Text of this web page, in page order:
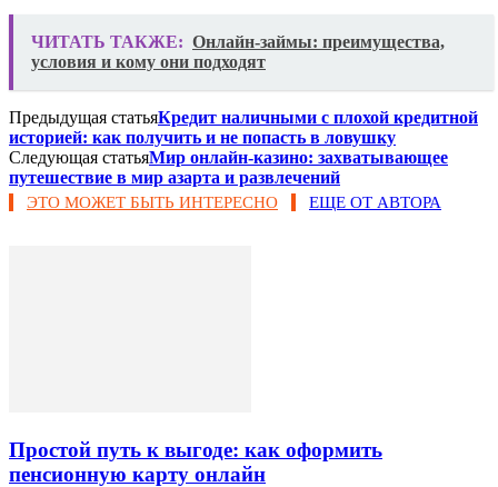
ЧИТАТЬ ТАКЖЕ: Онлайн-займы: преимущества,
условия и кому они подходят
Предыдущая статьяКредит наличными с плохой кредитной
историей: как получить и не попасть в ловушку
Следующая статьяМир онлайн-казино: захватывающее
путешествие в мир азарта и развлечений
ЭТО МОЖЕТ БЫТЬ ИНТЕРЕСНО ЕЩЕ ОТ АВТОРА
Простой путь к выгоде: как оформить
пенсионную карту онлайн